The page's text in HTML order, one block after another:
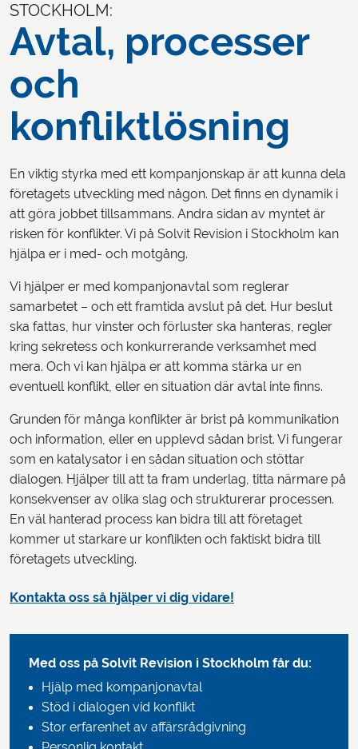
STOCKHOLM:
Avtal, processer
och
konfliktlösning
En viktig styrka med ett kompanjonskap är att kunna dela
företagets utveckling med någon. Det finns en dynamik i
att göra jobbet tillsammans. Andra sidan av myntet är
risken för konflikter. Vi på Solvit Revision i Stockholm kan
hjälpa er i med- och motgång.
Vi hjälper er med kompanjonavtal som reglerar
samarbetet – och ett framtida avslut på det. Hur beslut
ska fattas, hur vinster och förluster ska hanteras, regler
kring sekretess och konkurrerande verksamhet med
mera. Och vi kan hjälpa er att komma stärka ur en
eventuell konflikt, eller en situation där avtal inte finns.
Grunden för många konflikter är brist på kommunikation
och information, eller en upplevd sådan brist. Vi fungerar
som en katalysator i en sådan situation och stöttar
dialogen. Hjälper till att ta fram underlag, titta närmare på
konsekvenser av olika slag och strukturerar processen.
En väl hanterad process kan bidra till att företaget
kommer ut starkare ur konflikten och faktiskt bidra till
företagets utveckling.
Kontakta oss så hjälper vi dig vidare!
Med oss på Solvit Revision i Stockholm får du:
Hjälp med kompanjonavtal
Stöd i dialogen vid konflikt
Stor erfarenhet av affärsrådgivning